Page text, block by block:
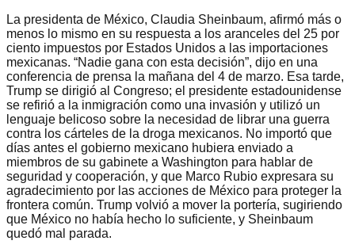
La presidenta de México, Claudia Sheinbaum, afirmó más o
menos lo mismo en su respuesta a los aranceles del 25 por
ciento impuestos por Estados Unidos a las importaciones
mexicanas. “Nadie gana con esta decisión”, dijo en una
conferencia de prensa la mañana del 4 de marzo. Esa tarde,
Trump se dirigió al Congreso; el presidente estadounidense
se refirió a la inmigración como una invasión y utilizó un
lenguaje belicoso sobre la necesidad de librar una guerra
contra los cárteles de la droga mexicanos. No importó que
días antes el gobierno mexicano hubiera enviado a
miembros de su gabinete a Washington para hablar de
seguridad y cooperación, y que Marco Rubio expresara su
agradecimiento por las acciones de México para proteger la
frontera común. Trump volvió a mover la portería, sugiriendo
que México no había hecho lo suficiente, y Sheinbaum
quedó mal parada.